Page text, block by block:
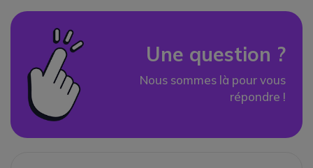
Une question ?
Nous sommes là pour vous
répondre !